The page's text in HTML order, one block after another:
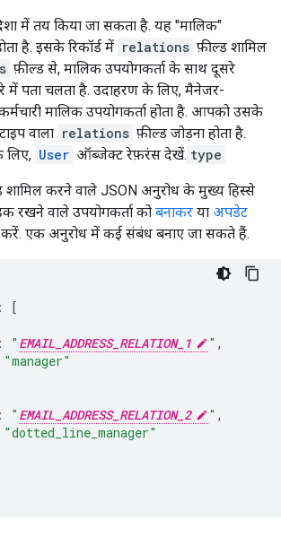
में तय किया जा सकता है. यह "मालिक"
है. इसके रिकॉर्ड में relations फ़ील्ड शामिल
फ़ील्ड से, मालिक उपयोगकर्ता के साथ दूसरे
में पता चलता है. उदाहरण के लिए, मैनेजर-
मालिक उपयोगकर्ता होता है. आपको उसके
टाइप वाला relations फ़ील्ड जोड़ना होता है.
लिए, User ऑब्जेक्ट रेफ़रंस देखें. type
शामिल करने वाले JSON अनुरोध के मुख्य हिस्से
रखने वाले उपयोगकर्ता को बनाकर या अपडेट
एक अनुरोध में कई संबंध बनाए जा सकते हैं.
:
[
: " EMAIL_ADDRESS_RELATION_1 " ,
"manager"
: " EMAIL_ADDRESS_RELATION_2 " ,
"dotted_line_manager"